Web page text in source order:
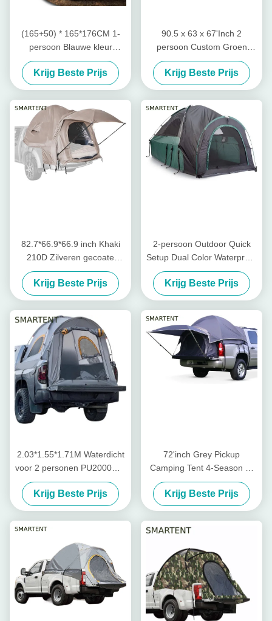
(165+50) * 165*176CM 1-
persoon Blauwe kleur
waterdicht Zilveren gecoate
polyester 210D Automatisch
Pop UP Truck Tail Tent
Krijg Beste Prijs
90.5 x 63 x 67'Inch 2
persoon Custom Groen
Waterdicht PU2000
Polyester Lichtgewicht
Draagbare Pickup Truck Tent
Krijg Beste Prijs
82.7*66.9*66.9 inch Khaki
210D Zilveren gecoate
polyester pick-up truck tent
met geventileerde ramen
voor buiten kamperen
Krijg Beste Prijs
2-persoon Outdoor Quick
Setup Dual Color Waterproof
Polyester Pickup Truck
Camping Tent met glasvezel
palen
Krijg Beste Prijs
2.03*1.55*1.71M Waterdicht
voor 2 personen PU2000MM
Groen 210D Polyester
Pickup Camping Tent met
snelle 10 minuten opstelling
Krijg Beste Prijs
72'inch Grey Pickup
Camping Tent 4-Season 2-
Person Glasvezel Stang
Waterdicht Gecoat Polyester
Met Mesh Windows
Krijg Beste Prijs